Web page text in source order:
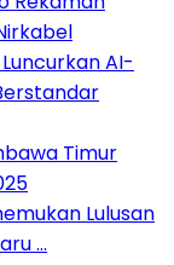
AI-
Timur
Lulusan
…